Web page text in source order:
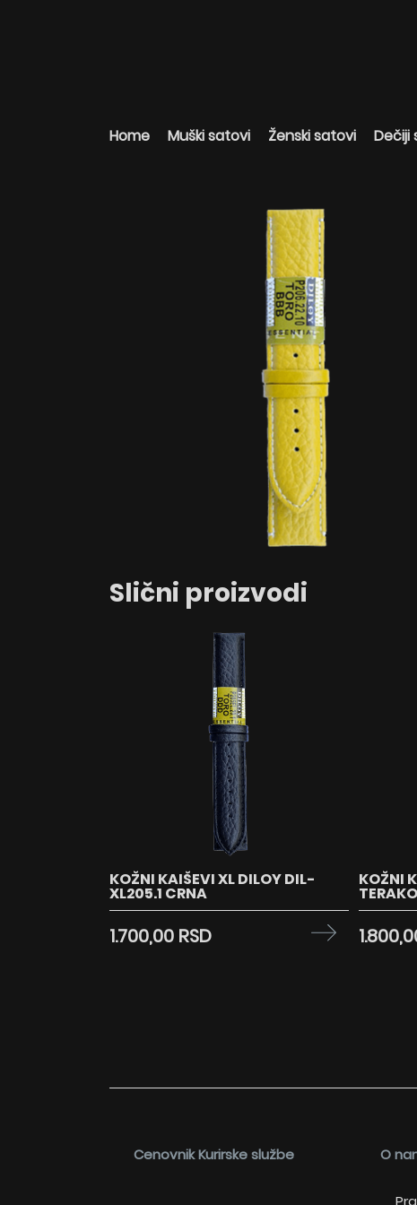
Home Muški satovi Ženski satovi Dečiji
Slični proizvodi
KOŽNI KAIŠEVI XL DILOY DIL-
XL205.1 CRNA
1.700,00 RSD
KOŽNI
Cenovnik Kurirske službe O